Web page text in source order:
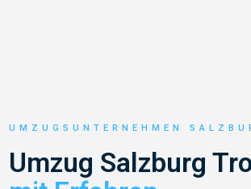
UMZUGSUNTERNEHMEN
Umzug Salzburg